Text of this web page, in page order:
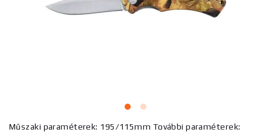
Műszaki paraméterek: 195/115mm További paraméterek: